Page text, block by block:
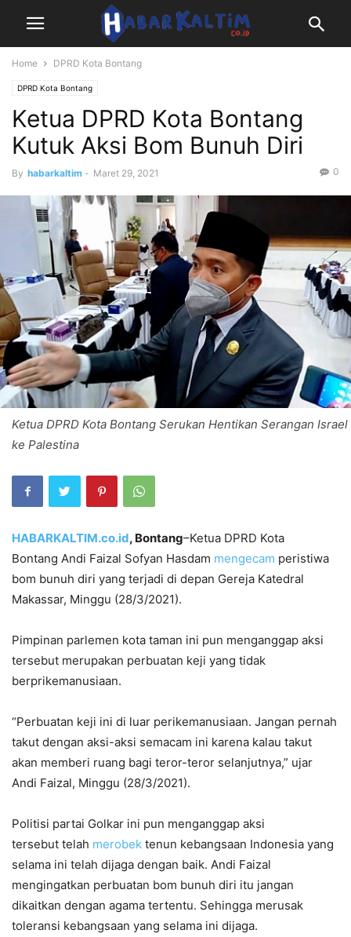
Home DPRD Kota Bontang
DPRD Kota Bontang
Ketua DPRD Kota Bontang
Kutuk Aksi Bom Bunuh Diri
By habarkaltim - Maret 29, 2021 0
Ketua DPRD Kota Bontang Serukan Hentikan Serangan Israel
ke Palestina
HABARKALTIM.co.id, Bontang–Ketua DPRD Kota
Bontang Andi Faizal Sofyan Hasdam mengecam peristiwa
bom bunuh diri yang terjadi di depan Gereja Katedral
Makassar, Minggu (28/3/2021).
Pimpinan parlemen kota taman ini pun menganggap aksi
tersebut merupakan perbuatan keji yang tidak
berprikemanusiaan.
“Perbuatan keji ini di luar perikemanusiaan. Jangan pernah
takut dengan aksi-aksi semacam ini karena kalau takut
akan memberi ruang bagi teror-teror selanjutnya,” ujar
Andi Faizal, Minggu (28/3/2021).
Politisi partai Golkar ini pun menganggap aksi
tersebut telah merobek tenun kebangsaan Indonesia yang
selama ini telah dijaga dengan baik. Andi Faizal
mengingatkan perbuatan bom bunuh diri itu jangan
dikaitkan dengan agama tertentu. Sehingga merusak
toleransi kebangsaan yang selama ini dijaga.